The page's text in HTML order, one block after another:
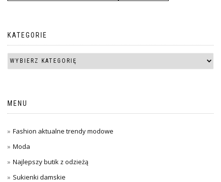
KATEGORIE
MENU
Fashion aktualne trendy modowe
Moda
Najlepszy butik z odzieżą
Sukienki damskie